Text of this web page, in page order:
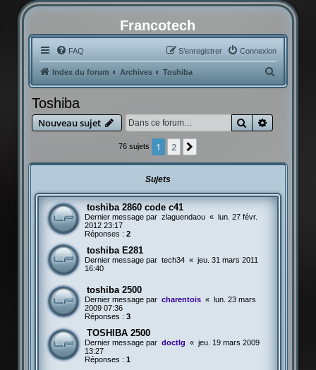
Francotech
FAQ Connexion
S’enregistrer
Index du forum Archives Toshiba
e
h
Toshiba
Nouveau sujet Rechercher
76 sujets 1 2
Sujets
toshiba 2860 code c41
Dernier message par zlaguendaou «
lun. 27 févr.
2012 23:17
Réponses : 2
toshiba E281
Dernier message par tech34 « jeu. 31 mars 2011
16:40
toshiba 2500
Dernier message par charentois «
lun. 23 mars
2009 07:36
Réponses : 3
TOSHIBA 2500
Dernier message par doctlg « jeu. 19 mars 2009
13:27
Réponses : 1